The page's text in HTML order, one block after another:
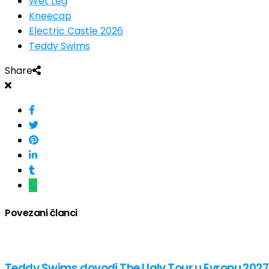
Kneecap
Electric Castle 2026
Teddy Swims
Share
Povezani članci